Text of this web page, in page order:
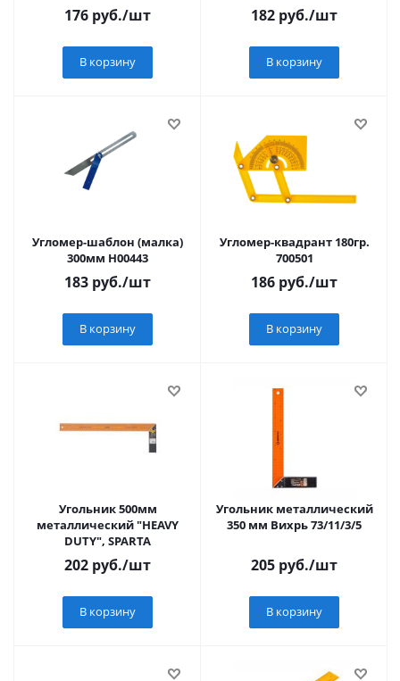
176 руб./шт
В корзину
182 руб./шт
В корзину
Угломер-шаблон (малка)
300мм Н00443
183 руб./шт
В корзину
Угломер-квадрант 180гр.
700501
186 руб./шт
В корзину
Угольник 500мм
металлический "HEAVY
DUTY", SPARTA
202 руб./шт
В корзину
Угольник металлический
350 мм Вихрь 73/11/3/5
205 руб./шт
В корзину